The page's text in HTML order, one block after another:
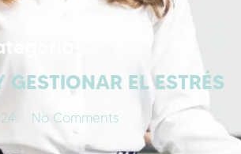
EL ESTRÉS
No Comments